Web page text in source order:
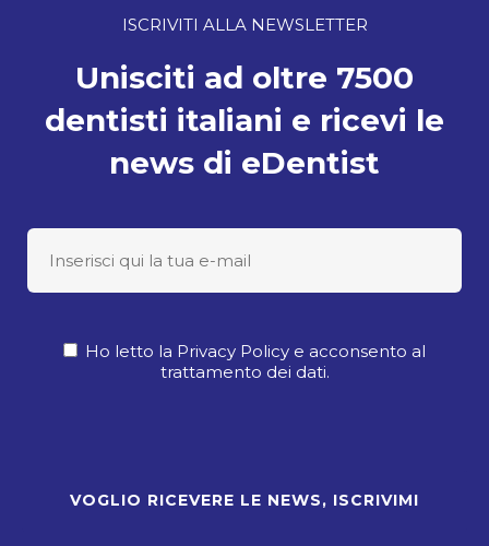
ISCRIVITI ALLA NEWSLETTER
Unisciti ad oltre 7500
dentisti italiani e ricevi le
news di eDentist
Ho letto la Privacy Policy e acconsento al
trattamento dei dati.